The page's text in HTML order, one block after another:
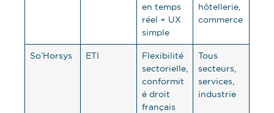
en temps
réel + UX
simple
hôtellerie,
commerce
So’Horsys ETI
Flexibilité
sectorielle,
conformit
é droit
français
Tous
secteurs,
services,
industrie